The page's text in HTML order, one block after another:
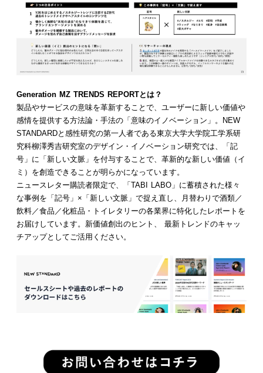
Generation MZ TRENDS REPORTとは？
製品やサービスの意味を革新することで、ユーザーに新しい価値や
感情を提供する方法論・手法の「意味のイノベーション」。NEW
STANDARDと感性研究の第一人者である東京大学大学院工学系研
究科柳澤秀吉研究室のデザイン・イノベーション研究では、「記
号」に「新しい文脈」を付与することで、革新的な新しい価値（イ
ミ）を創造できることが明らかになっています。
ニュースレター購読者限定で、「TABI LABO」に蓄積された様々
な事例を「記号」×「新しい文脈」で捉え直し、月替わりで酒類／
飲料／食品／化粧品・トイレタリーの各業界に特化したレポートを
お届けしています。新価値創出のヒント、 最新トレンドのキャッ
チアップとしてご活用ください。